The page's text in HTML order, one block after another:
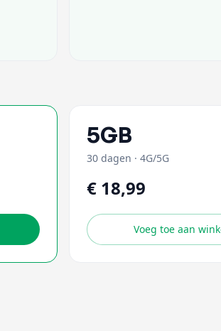
5GB
30 dagen · 4G/5G
€ 18,99
Voeg toe aan